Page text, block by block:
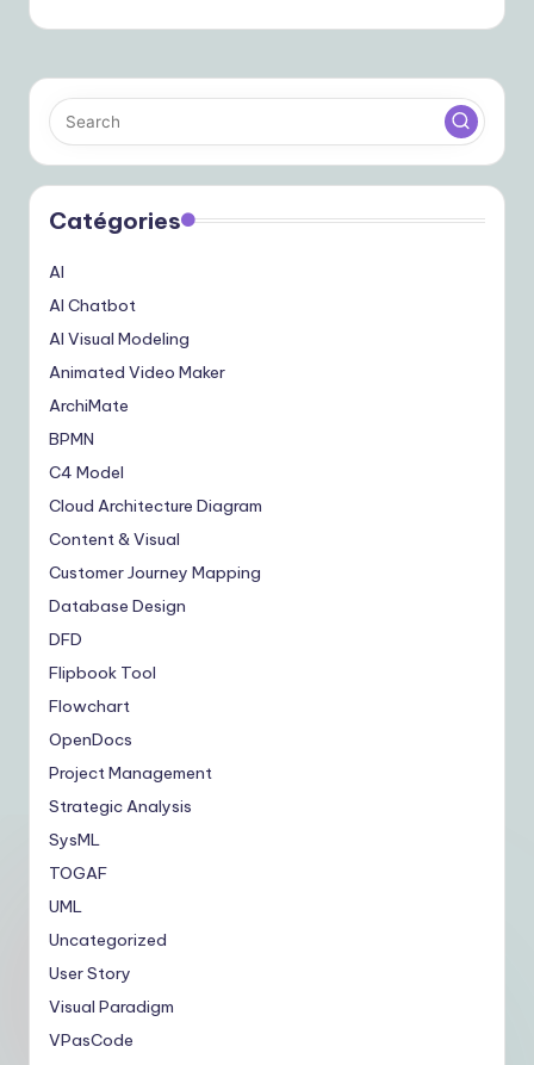
Catégories
AI
AI Chatbot
AI Visual Modeling
Animated Video Maker
ArchiMate
BPMN
C4 Model
Cloud Architecture Diagram
Content & Visual
Customer Journey Mapping
Database Design
DFD
Flipbook Tool
Flowchart
OpenDocs
Project Management
Strategic Analysis
SysML
TOGAF
UML
Uncategorized
User Story
Visual Paradigm
VPasCode